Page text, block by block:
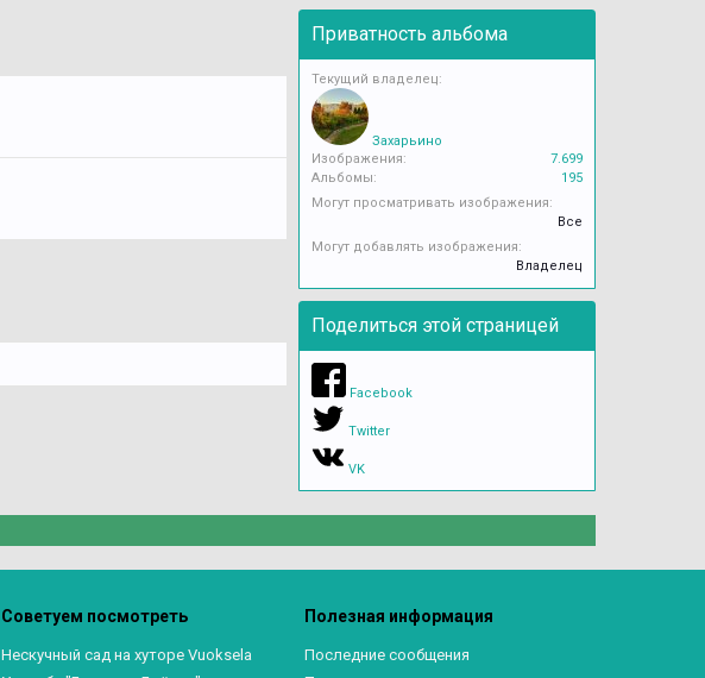
Приватность альбома
Текущий владелец:
Захарьино
Изображения:
7.699
Альбомы:
195
Могут просматривать изображения:
Все
Могут добавлять изображения:
Владелец
Поделиться этой страницей
Facebook
Twitter
VK
Советуем посмотреть
Нескучный сад на хуторе Vuoksela
Полезная информация
Последние сообщения